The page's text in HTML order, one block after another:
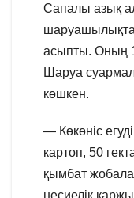
Сапалы азық
асыпты. Оның
Шаруа
көшкен.
— Көкөніс
картоп, 50
қымбат
несиелік